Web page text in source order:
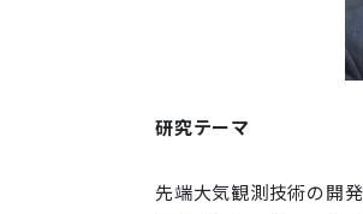
研究テーマ
先端大気観測技術の開発